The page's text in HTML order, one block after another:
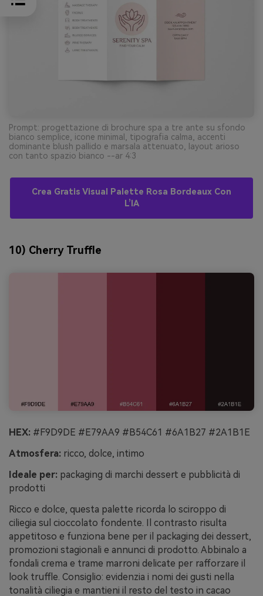
Prompt: progettazione di brochure spa a tre ante su sfondo
bianco semplice, icone minimal, tipografia calma, accenti
dominante blush pallido e marsala attenuato, layout arioso
con tanto spazio bianco --ar 4:3
Crea Gratis Visual Palette Rosa Bordeaux Con
L’IA
10) Cherry Truffle
HEX: #F9D9DE #E79AA9 #B54C61 #6A1B27 #2A1B1E
Atmosfera: ricco, dolce, intimo
Ideale per: packaging di marchi dessert e pubblicità di
prodotti
Ricco e dolce, questa palette ricorda lo sciroppo di
ciliegia sul cioccolato fondente. Il contrasto risulta
appetitoso e funziona bene per il packaging dei dessert,
promozioni stagionali e annunci di prodotto. Abbinalo a
fondali crema e trame marroni delicate per rafforzare il
look truffle. Consiglio: evidenzia i nomi dei gusti nella
tonalità ciliegia e mantieni il resto del testo in cacao